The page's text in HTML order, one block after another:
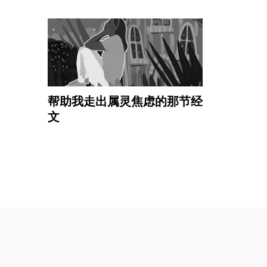
帮助我走出属灵焦虑的那节经
文